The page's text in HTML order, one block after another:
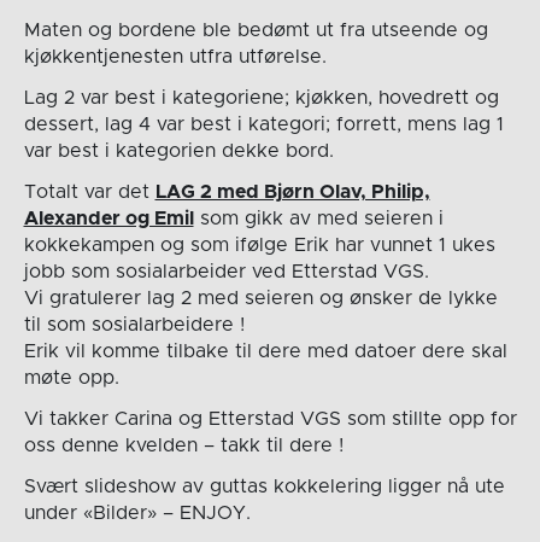
Maten og bordene ble bedømt ut fra utseende og
kjøkkentjenesten utfra utførelse.
Lag 2 var best i kategoriene; kjøkken, hovedrett og
dessert, lag 4 var best i kategori; forrett, mens lag 1
var best i kategorien dekke bord.
Totalt var det LAG 2 med Bjørn Olav, Philip,
Alexander og Emilsom gikk av med seieren i
kokkekampen og som ifølge Erik har vunnet 1 ukes
jobb som sosialarbeider ved Etterstad VGS.
Vi gratulerer lag 2 med seieren og ønsker de lykke
til som sosialarbeidere !
Erik vil komme tilbake til dere med datoer dere skal
møte opp.
Vi takker Carina og Etterstad VGS som stillte opp for
oss denne kvelden – takk til dere !
Svært slideshow av guttas kokkelering ligger nå ute
under «Bilder» – ENJOY.